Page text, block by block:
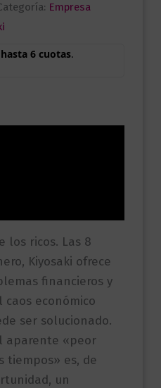
Empresa
los ricos. Las 8
Kiyosaki ofrece
financieros y
económico
ser solucionado.
aparente «peor
tiempos» es, de
un